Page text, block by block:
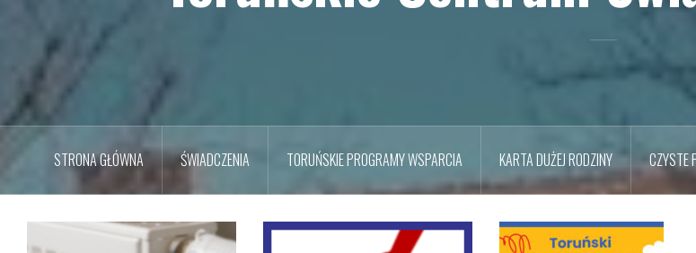
STRONA GŁÓWNA ŚWIADCZENIA TORUŃSKIE PROGRAMY WSPARCIA KARTA DUŻEJ RODZINY CZYSTE